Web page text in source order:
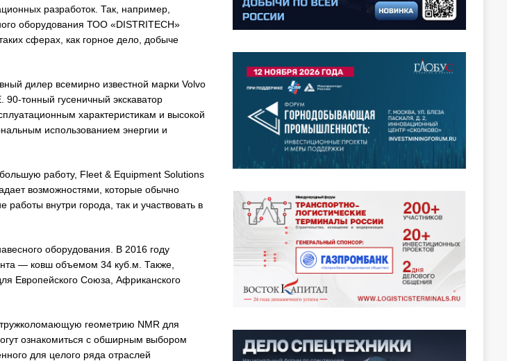
разработок. Так, например,
оборудования ТОО «DISTRITECH»
сферах, как горное дело, добыче
дилер всемирно известной марки Volvo
90-тонный гусеничный экскаватор
характеристикам и высокой
использованием энергии и
работу, Fleet & Equipment Solutions
возможностями, которые обычно
внутри города, так и участвовать в
оборудования. В 2016 году
— ковш объемом 34 куб.м. Также,
Европейского Союза, Африканского
геометрию NMR для
ознакомиться с обширным выбором
для целого ряда отраслей